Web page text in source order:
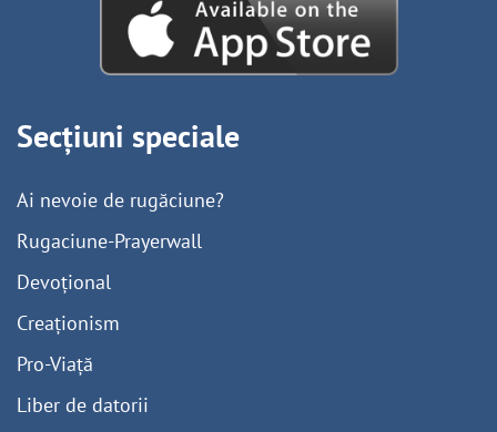
Secțiuni speciale
Ai nevoie de rugăciune?
Rugaciune-Prayerwall
Devoțional
Creaționism
Pro-Viață
Liber de datorii